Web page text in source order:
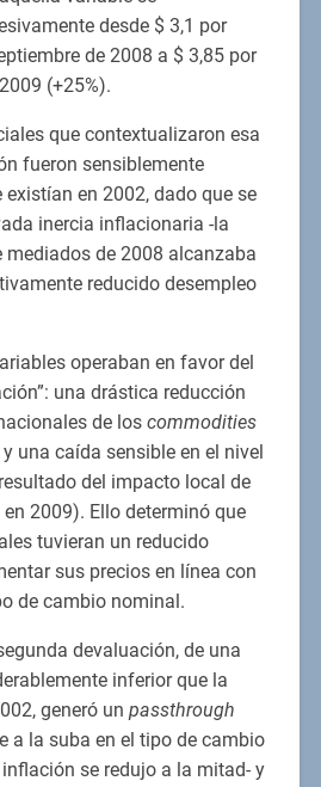
desde $ 3,1 por
de 2008 a $ 3,85 por
(+25%).
que contextualizaron esa
fueron sensiblemente
en 2002, dado que se
inercia inflacionaria -la
de 2008 alcanzaba
reducido desempleo
operaban en favor del
una drástica reducción
de los commodities
una caída sensible en el nivel
del impacto local de
en 2009). Ello determinó que
tuvieran un reducido
sus precios en línea con
de cambio nominal.
devaluación, de una
inferior que la
generó un passthrough
a la suba en el tipo de cambio
se redujo a la mitad- y